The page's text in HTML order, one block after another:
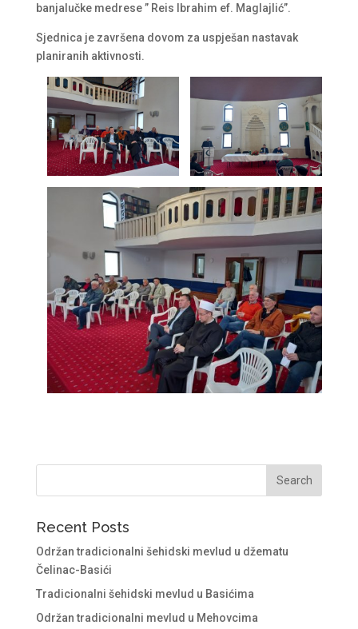
banjalučke medrese ” Reis Ibrahim ef. Maglajlić”.
Sjednica je završena dovom za uspješan nastavak
planiranih aktivnosti.
Recent Posts
Održan tradicionalni šehidski mevlud u džematu
Čelinac-Basići
Tradicionalni šehidski mevlud u Basićima
Održan tradicionalni mevlud u Mehovcima